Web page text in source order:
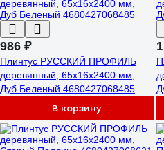
986 ₽
Плинтус РУССКИЙ ПРОФИЛЬ
деревянный, 65х16х2400 мм,
Дуб Беленый 4680427068485
В корзину